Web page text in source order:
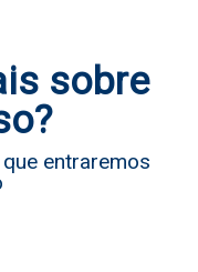
sobre
entraremos